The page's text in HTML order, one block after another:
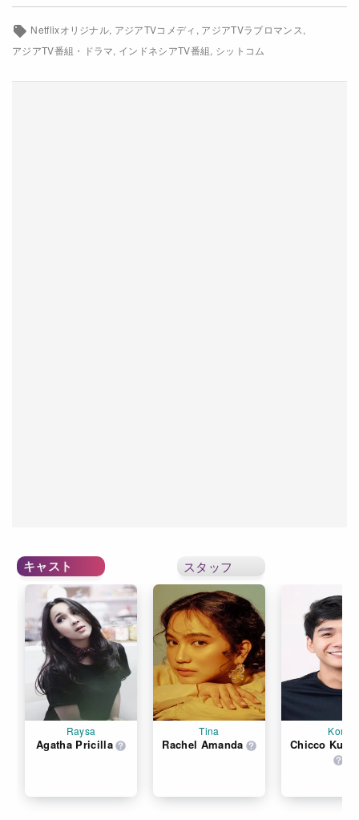
ネットワーク
Netflix
Netflixオリジナル アジアTVコメディ アジアTVラブロマンス
アジアTV番組・ドラマ インドネシアTV番組 シットコム
スタッフ
キャスト
Raysa
Agatha Pricilla
Tina
Rachel Amanda
Kori
Chicco